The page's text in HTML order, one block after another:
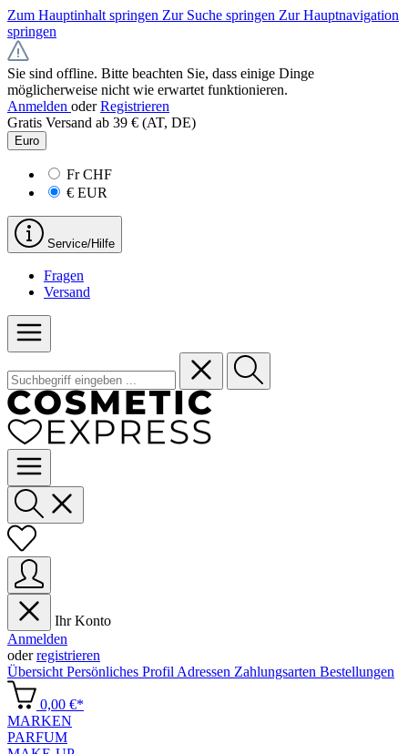
Zum Hauptinhalt springen Zur Suche springen Zur Hauptnavigation
springen
Sie sind offline. Bitte beachten Sie, dass einige Dinge
möglicherweise nicht wie erwartet funktionieren.
Anmelden oder Registrieren
Gratis Versand ab 39 € (AT, DE)
Euro
FrCHF
€ EUR
Service/Hilfe
Fragen
Versand
Ihr Konto
Anmelden
oderregistrieren
Übersicht Persönliches Profil Adressen Zahlungsarten Bestellungen
0,00 €*
MARKEN
PARFUM